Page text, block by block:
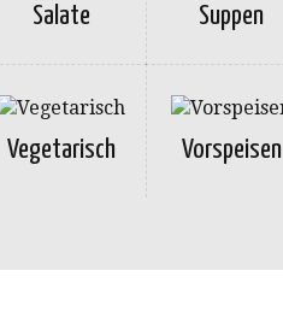
Salate Suppen
Vegetarisch Vorspeisen